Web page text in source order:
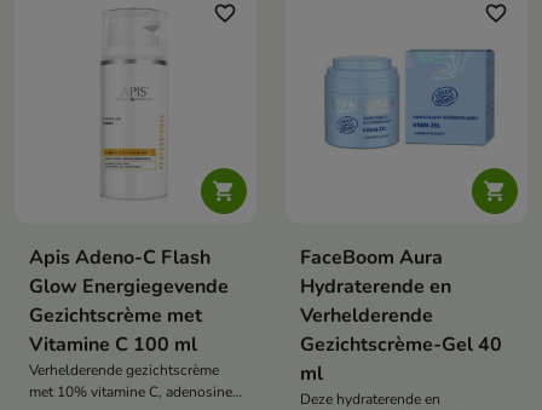

favorite_border
Apis Adeno-C Flash
Glow Energiegevende
Gezichtscrème met
Vitamine C 100 ml
Verhelderende gezichtscrème
met 10% vitamine C, adenosine

favorite_border
FaceBoom Aura
Hydraterende en
Verhelderende
Gezichtscrème-Gel 40
ml
Deze hydraterende en